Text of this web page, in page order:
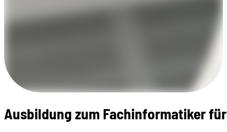
Ausbildung zum Fachinformatiker